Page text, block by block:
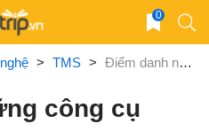
0
> TMS > Điểm danh những công cụ quản lý phổ biến hiện nay
công cụ